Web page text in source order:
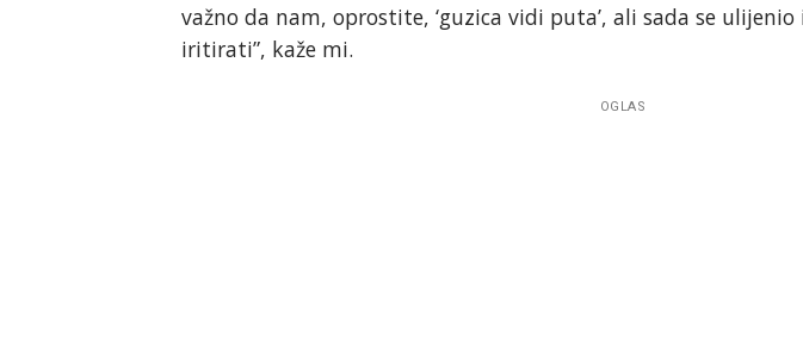
važno da nam, oprostite, ‘guzica vidi puta’, ali sada se ulijenio
iritirati”, kaže mi.
OGLAS